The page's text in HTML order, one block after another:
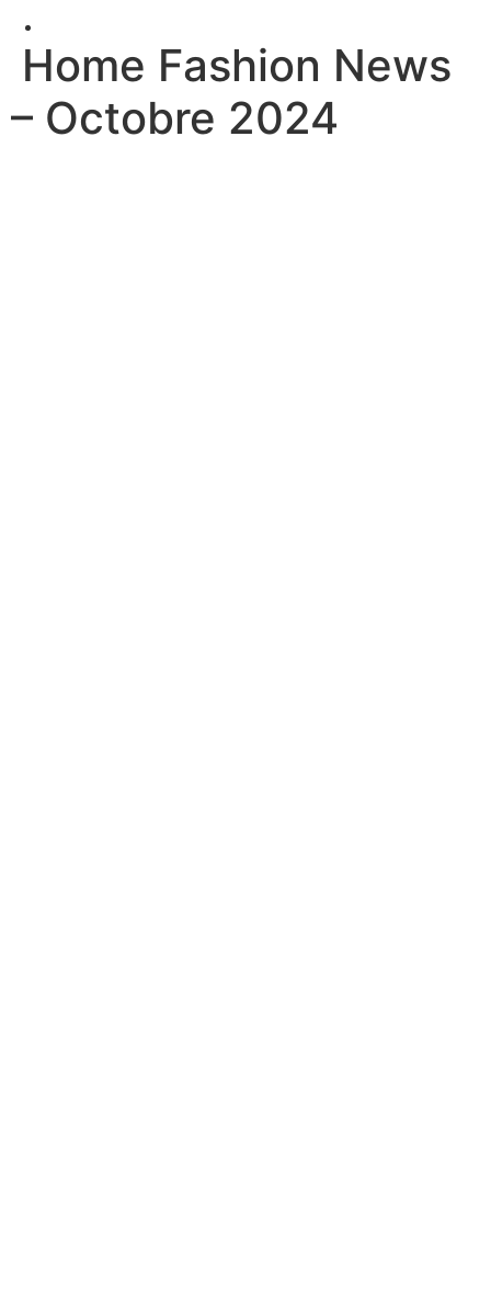
Home Fashion News
– Octobre 2024